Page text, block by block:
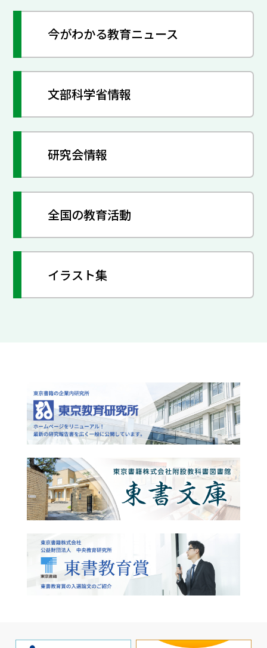
今がわかる教育ニュース
文部科学省情報
研究会情報
全国の教育活動
イラスト集